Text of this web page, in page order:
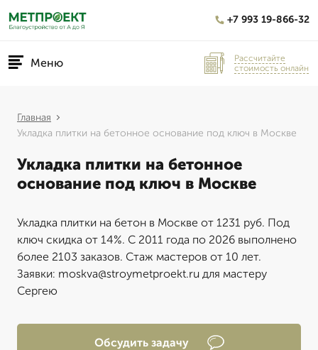
+7 993 19-866-32
Меню
Рассчитайте
стоимость онлайн
Главная
Укладка плитки на бетонное основание под ключ в Москве
Укладка плитки на бетонное
основание под ключ в Москве
Укладка плитки на бетон в Москве от 1231 руб. Под
ключ скидка от 14%. С 2011 года по 2026 выполнено
более 2103 заказов. Стаж мастеров от 10 лет.
Заявки: moskva@stroymetproekt.ru для мастеру
Сергею
Обсудить задачу